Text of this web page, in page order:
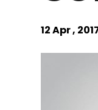
12 Apr ,